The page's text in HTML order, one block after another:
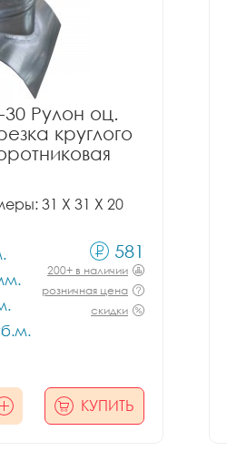
Рулон оц.
круглого
31 X 31 X 20
581
200+ в наличии
розничная цена
скидки
КУПИТЬ